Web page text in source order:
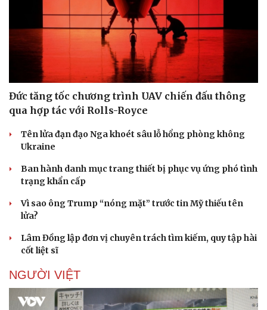
Đức tăng tốc chương trình UAV chiến đấu thông
qua hợp tác với Rolls-Royce
Tên lửa đạn đạo Nga khoét sâu lỗ hổng phòng không
Ukraine
Ban hành danh mục trang thiết bị phục vụ ứng phó tình
trạng khẩn cấp
Vì sao ông Trump “nóng mặt” trước tin Mỹ thiếu tên
lửa?
Lâm Đồng lập đơn vị chuyên trách tìm kiếm, quy tập hài
cốt liệt sĩ
NGƯỜI VIỆT